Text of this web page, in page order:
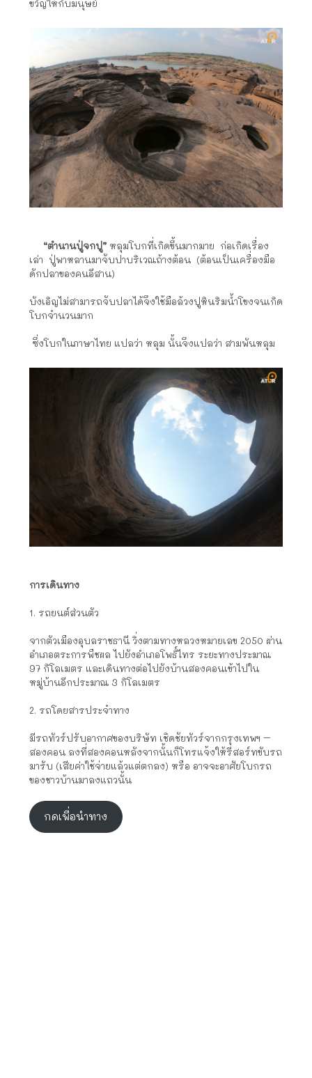
ขวัญให้กับมนุษย์
“ตำนานปู่จกปู” หลุมโบกที่เกิดขึ้นมากมาย ก่อเกิดเรื่อง
เล่า ปู่พาหลานมาจับปาบริเวณถ้างต้อน (ต้อนเป็นเครื่องมือ
ดักปลาของคนอีสาน)
บังเอิญไม่สามารถจับปลาได้จึงใช้มือล้วงปูหินริมน้ำโขงจนเกิด
โบกจำนวนมาก
ซึ่งโบกในภาษาไทย แปลว่า หลุม นั้นจึงแปลว่า สามพันหลุม
การเดินทาง
1. รถยนต์ส่วนตัว
จากตัวเมืองอุบลราชธานี วิ่งตามทางหลวงหมายเลข 2050 ผ่าน
อำเภอตระการพืชผล ไปยังอำเภอโพธิ์ไทร ระยะทางประมาณ
97 กิโลเมตร และเดินทางต่อไปยังบ้านสองคอนเข้าไปใน
หมู่บ้านอีกประมาณ 3 กิโลเมตร
2. รถโดยสารประจำทาง
มีรถทัวร์ปรับอากาศของบริษัท เชิดชัยทัวร์จากกรุงเทพฯ –
สองคอน ลงที่สองคอนหลังจากนั้นก็โทรแจ้งให้รีสอร์ทขับรถ
มารับ (เสียค่าใช้จ่ายแล้วแต่ตกลง) หรือ อาจจะอาศัยโบกรถ
ของชาวบ้านมาลงแถวนั้น
กดเพื่อนำทาง